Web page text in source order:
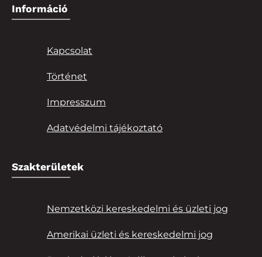
Információ
Kapcsolat
Történet
Impresszum
Adatvédelmi tájékoztató
Szakterületek
Nemzetközi kereskedelmi és üzleti jog
Amerikai üzleti és kereskedelmi jog